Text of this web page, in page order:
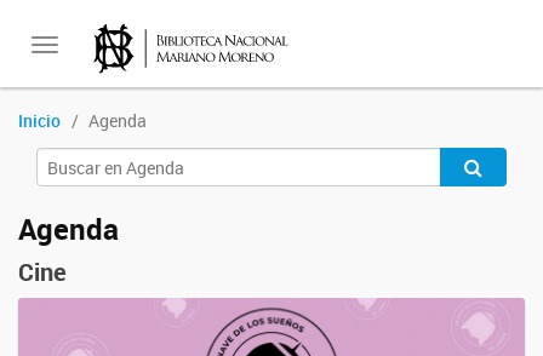
Toggle
navigation
Inicio Agenda
Agenda
Cine